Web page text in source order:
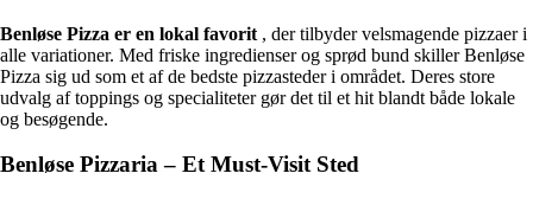
Benløse Pizza er en lokal favorit , der tilbyder velsmagende pizzaer i
alle variationer. Med friske ingredienser og sprød bund skiller Benløse
Pizza sig ud som et af de bedste pizzasteder i området. Deres store
udvalg af toppings og specialiteter gør det til et hit blandt både lokale
og besøgende.
Benløse Pizzaria – Et Must-Visit Sted